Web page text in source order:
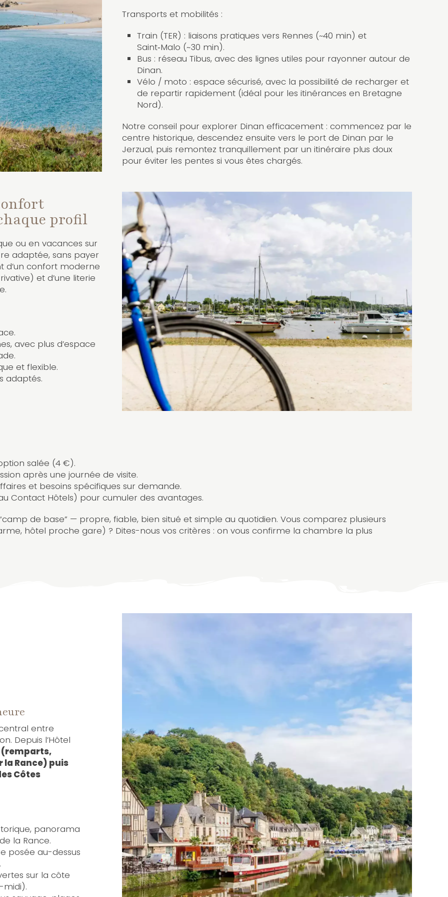
Transports et mobilités :
Train (TER) : liaisons pratiques vers Rennes (~40 min) et
Saint‑Malo (~30 min).
Bus : réseau Tibus, avec des lignes utiles pour rayonner autour de
Dinan.
Vélo / moto : espace sécurisé, avec la possibilité de recharger et
de repartir rapidement (idéal pour les itinérances en Bretagne
Nord).
Notre conseil pour explorer Dinan efficacement : commencez par le
centre historique, descendez ensuite vers le port de Dinan par le
Jerzual, puis remontez tranquillement par un itinéraire plus doux
pour éviter les pentes si vous êtes chargés.
profil
ou en vacances sur
adaptée, sans payer
d’un confort moderne
et d’une literie
avec plus d’espace
et flexible.
adaptés.
salée (4 €).
après une journée de visite.
et besoins spécifiques sur demande.
Contact Hôtels) pour cumuler des avantages.
de base” — propre, fiable, bien situé et simple au quotidien. Vous comparez plusieurs
hôtel proche gare) ? Dites-nous vos critères : on vous confirme la chambre la plus
entre
Depuis l’Hôtel
(remparts,
Rance) puis
Côtes
panorama
la Rance.
posée au-dessus
sur la côte
midi).